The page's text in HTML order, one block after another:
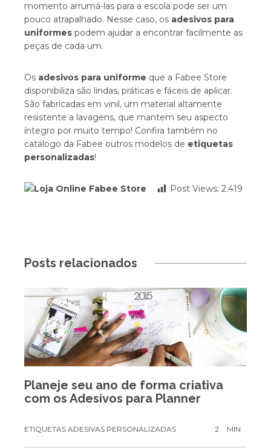
momento arrumá-las para a escola pode ser um
pouco atrapalhado. Nesse caso, os adesivos para
uniformespodem ajudar a encontrar facilmente as
peças de cada um.
Os adesivos para uniforme que a Fabee Store
disponibiliza são lindas, práticas e fáceis de aplicar.
São fabricadas em vinil, um material altamente
resistente a lavagens, que mantem seu aspecto
íntegro por muito tempo! Confira também no
catálogo da Fabee outros modelos de etiquetas
personalizadas!
Post Views: 2.419
Posts relacionados
Planeje seu ano de forma criativa
com os Adesivos para Planner
ETIQUETAS ADESIVAS PERSONALIZADAS 2 MIN